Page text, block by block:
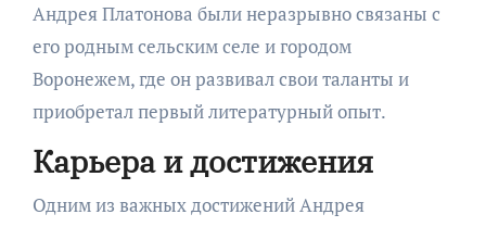
Андрея Платонова были неразрывно связаны с
его родным сельским селе и городом
Воронежем, где он развивал свои таланты и
приобретал первый литературный опыт.
Карьера и достижения
Одним из важных достижений Андрея